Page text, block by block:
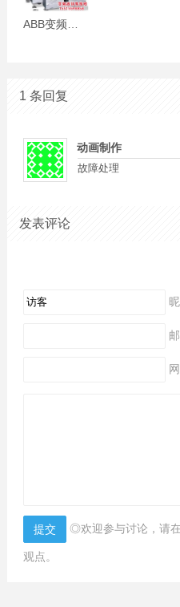
1 条回复
动画制作
故障处理
发表评论
◎欢迎参与讨论，请
观点。